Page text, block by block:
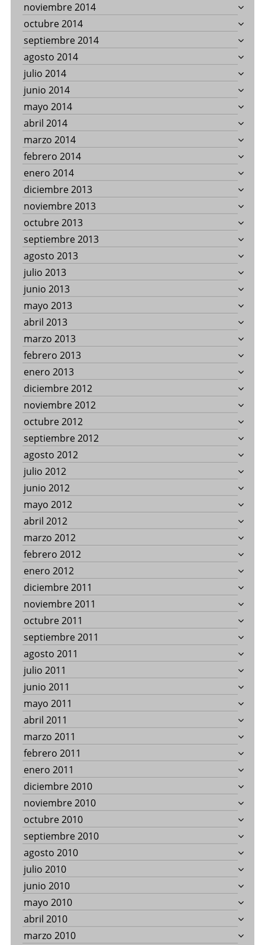
noviembre 2014
octubre 2014
septiembre 2014
agosto 2014
julio 2014
junio 2014
mayo 2014
abril 2014
marzo 2014
febrero 2014
enero 2014
diciembre 2013
noviembre 2013
octubre 2013
septiembre 2013
agosto 2013
julio 2013
junio 2013
mayo 2013
abril 2013
marzo 2013
febrero 2013
enero 2013
diciembre 2012
noviembre 2012
octubre 2012
septiembre 2012
agosto 2012
julio 2012
junio 2012
mayo 2012
abril 2012
marzo 2012
febrero 2012
enero 2012
diciembre 2011
noviembre 2011
octubre 2011
septiembre 2011
agosto 2011
julio 2011
junio 2011
mayo 2011
abril 2011
marzo 2011
febrero 2011
enero 2011
diciembre 2010
noviembre 2010
octubre 2010
septiembre 2010
agosto 2010
julio 2010
junio 2010
mayo 2010
abril 2010
marzo 2010